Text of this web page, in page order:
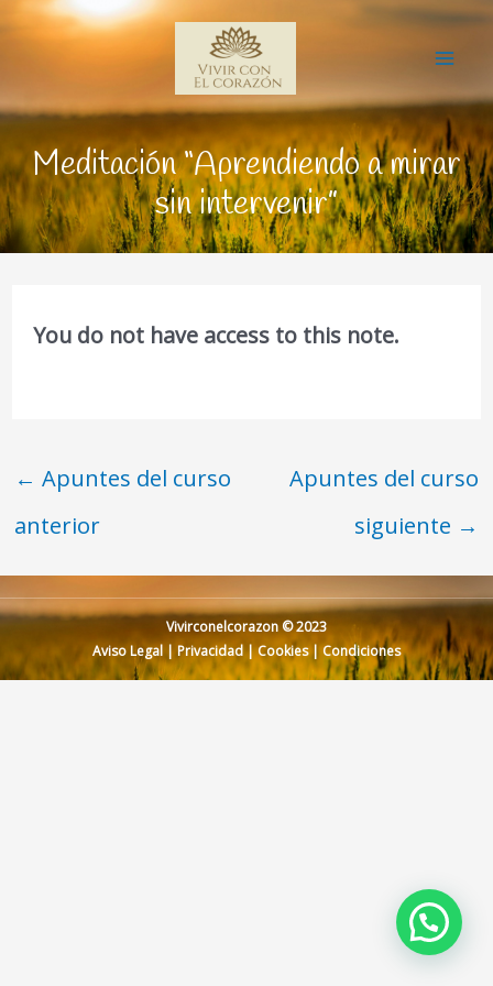
Meditación “Aprendiendo a mirar
sin intervenir”
You do not have access to this note.
← Apuntes del curso
anterior
Apuntes del curso
siguiente →
Vivirconelcorazon © 2023
Aviso Legal | Privacidad|Cookies| Condiciones